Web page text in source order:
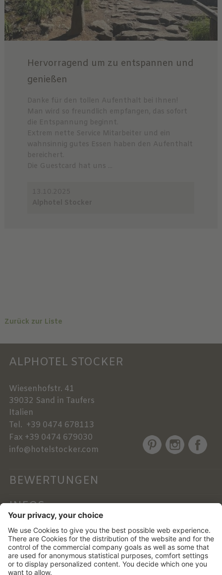
Hervorragend um zu entspannen und
genießen
Danke für den tollen Aufenthalt bei Ihnen!
Man wird so freundlich empfangen, das sofort
die Entspannung beginnt.
Extrem nette Service Mitarbeiter und ein
wahnsinnig gutes Essen haben den Aufenthalt
bereichert.
Die Guestcard hat uns ...
Zurück zur Liste
ALPHOTEL STOCKER
Wiesenhofstr. 41
39032 Sand in Taufers
Italien
Tel. +39 0474 678113
Fax +39 0474 679030
info@hotelstocker.com
BEWERTUNGEN
INFOS
NEWSLETTER